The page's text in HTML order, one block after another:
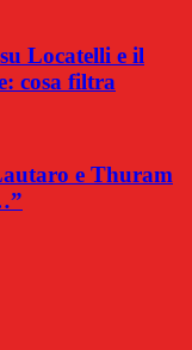
Locatelli e il
cosa filtra
e Thuram